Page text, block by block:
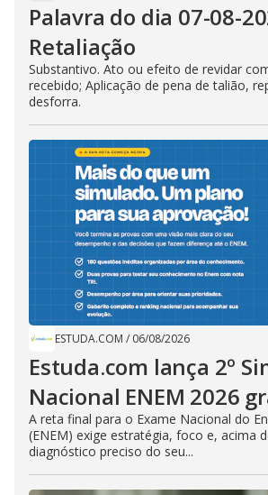
Palavra do dia 07-08-
Retaliação
Substantivo. Ato ou efeito de revidar
recebido; Aplicação de pena de talião,
desforra.
ESTUDA.COM / 06/08/2026
Estuda.com lança 2º
Nacional ENEM 2026
A reta final para o Exame Nacional do
(ENEM) exige estratégia, foco e, acima
diagnóstico preciso do seu...